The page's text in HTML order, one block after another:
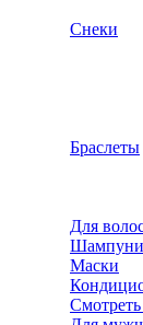
Снеки
Браслеты
Для
Шампуни
Маски
Смотреть